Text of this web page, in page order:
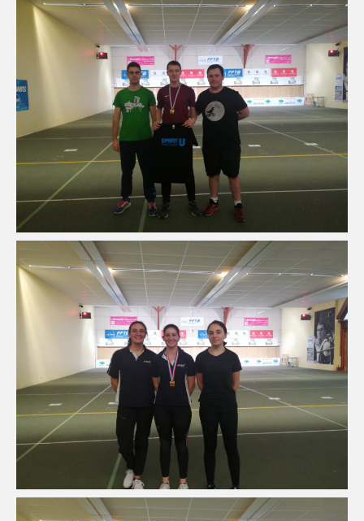
REUNIONS
ARBITRAGE
SPORTS COLLECTIFS
CHAMPIONNATS INTER-LIGUES
CHAMPIONNAT DISTRICT RENNES
CHAMPIONNAT DISTRICT BREST
CHAMPIONNAT DISTRICT CENTRE
OUEST
FEUILLES DE MATCH
SPORTS INDIVIDUELS
ÉVÉNEMENTS SPORTIFS
CHALLENGE D’AUTOMNE
COMMUNICATION
PHOTOTHÈQUE
Photos 2024/2025
Photos 2023/2024